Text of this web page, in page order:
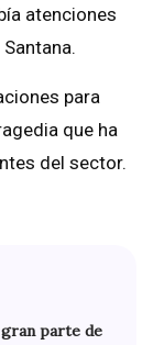
atenciones
para
que ha
del sector.
parte de